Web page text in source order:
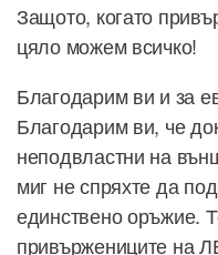
Защото, когато
цяло можем всичко!
Благодарим ви и за
Благодарим ви, че
неподвластни на
миг не спряхте да
единствено оръжие.
привържениците на